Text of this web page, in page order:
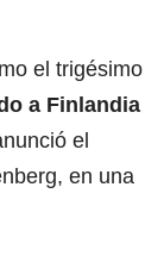
el trigésimo
a Finlandia
el
en una